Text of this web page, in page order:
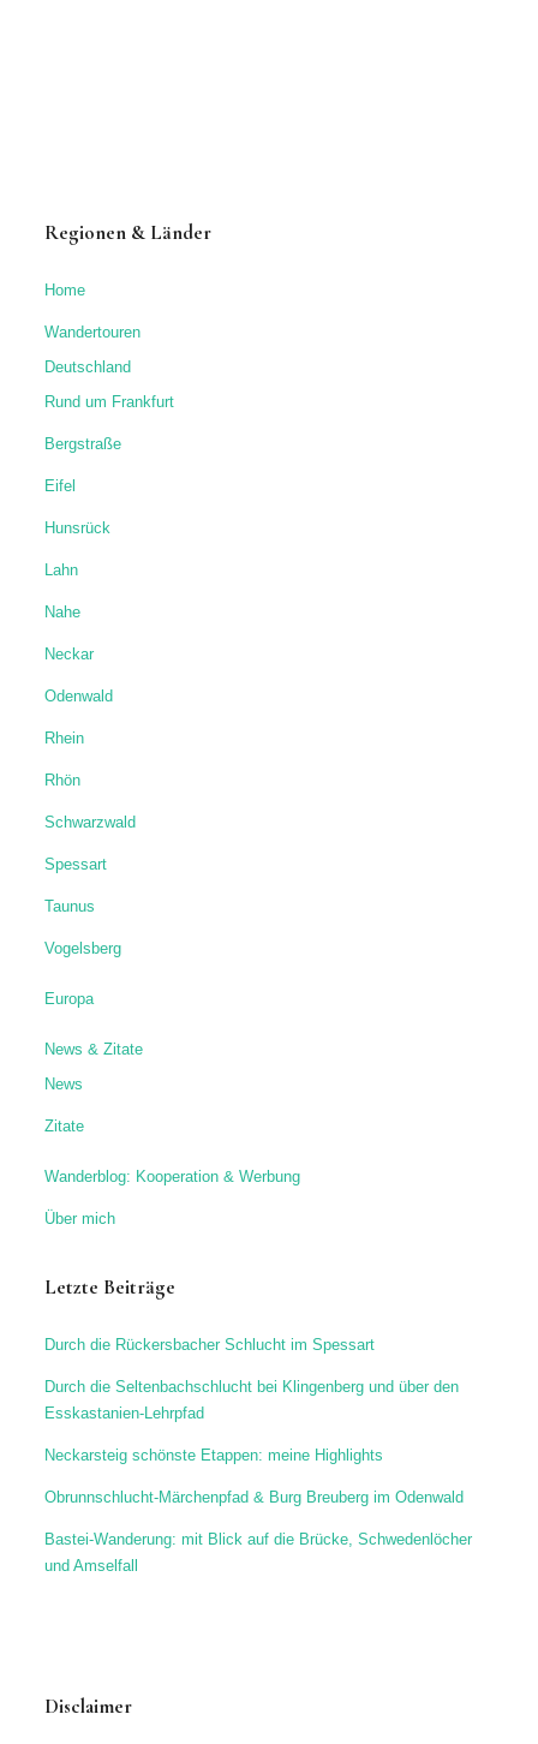
Regionen & Länder
Home
Wandertouren
Deutschland
Rund um Frankfurt
Bergstraße
Eifel
Hunsrück
Lahn
Nahe
Neckar
Odenwald
Rhein
Rhön
Schwarzwald
Spessart
Taunus
Vogelsberg
Europa
News & Zitate
News
Zitate
Wanderblog: Kooperation & Werbung
Über mich
Letzte Beiträge
Durch die Rückersbacher Schlucht im Spessart
Durch die Seltenbachschlucht bei Klingenberg und über den
Esskastanien-Lehrpfad
Neckarsteig schönste Etappen: meine Highlights
Obrunnschlucht-Märchenpfad & Burg Breuberg im Odenwald
Bastei-Wanderung: mit Blick auf die Brücke, Schwedenlöcher
und Amselfall
Disclaimer